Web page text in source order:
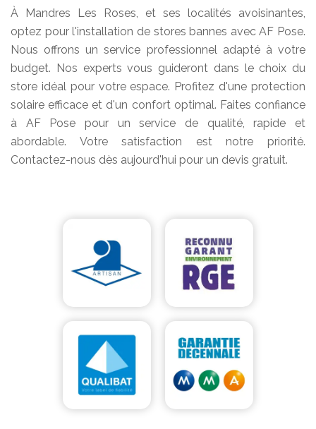
À Mandres Les Roses, et ses localités avoisinantes,
optez pour l'installation de stores bannes avec AF Pose.
Nous offrons un service professionnel adapté à votre
budget. Nos experts vous guideront dans le choix du
store idéal pour votre espace. Profitez d'une protection
solaire efficace et d'un confort optimal. Faites confiance
à AF Pose pour un service de qualité, rapide et
abordable. Votre satisfaction est notre priorité.
Contactez-nous dès aujourd'hui pour un devis gratuit.